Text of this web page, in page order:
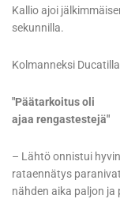
Kallio ajoi
sekunnilla.
Kolmanneksi
"Päätarkoitus oli
ajaa rengastestejä"
– Lähtö onnistui
rataennätys
nähden aika paljon